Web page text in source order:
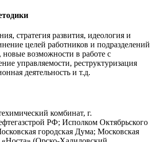
стратегия развития, идеология и
целей работников и подразделений
возможности в работе с
управляемости, реструктуризация
деятельность и т.д.
комбинат, г.
РФ; Исполком Октябрьского
городская Дума; Московская